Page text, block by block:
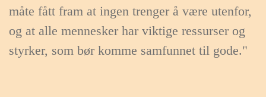
måte fått fram at ingen trenger å være utenfor,
og at alle mennesker har viktige ressurser og
styrker, som bør komme samfunnet til gode."